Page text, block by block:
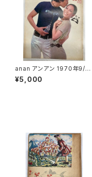
anan アンアン 1970年9/5
No.12 飯野和好 大橋
歩 片山健 横尾忠則 鈴
¥5,000